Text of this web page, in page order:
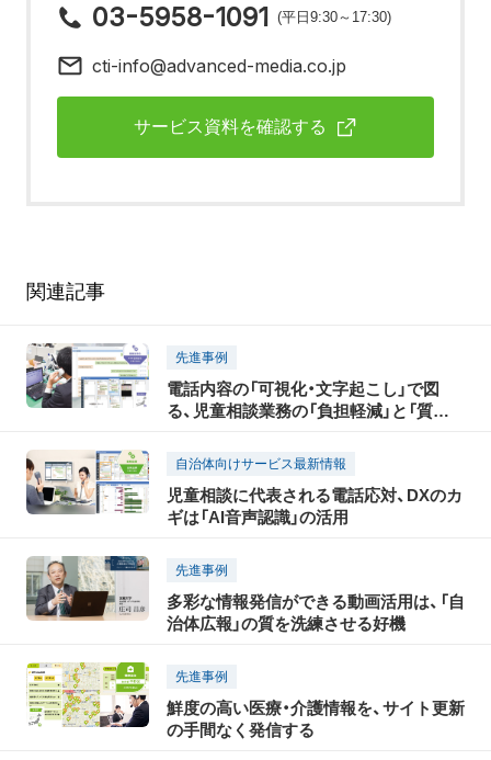
03-5958-1091 (平日9:30～17:30)
cti-info@advanced-media.co.jp
サービス資料を確認する
関連記事
先進事例
電話内容の「可視化・文字起こし」で図
る、児童相談業務の「負担軽減」と「質向
自治体向けサービス最新情報
児童相談に代表される電話応対、DXのカ
ギは「AI音声認識」の活用
先進事例
多彩な情報発信ができる動画活用は、「自
治体広報」の質を洗練させる好機
先進事例
鮮度の高い医療・介護情報を、サイト更新
の手間なく発信する